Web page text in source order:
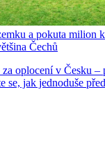
a pokuta milion
Čechů
oplocení v Česku –
se, jak jednoduše